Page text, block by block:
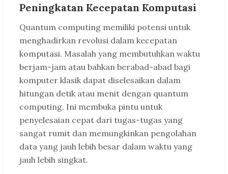
Peningkatan Kecepatan Komputasi
Quantum computing memiliki potensi untuk
menghadirkan revolusi dalam kecepatan
komputasi. Masalah yang membutuhkan waktu
berjam-jam atau bahkan berabad-abad bagi
komputer klasik dapat diselesaikan dalam
hitungan detik atau menit dengan quantum
computing. Ini membuka pintu untuk
penyelesaian cepat dari tugas-tugas yang
sangat rumit dan memungkinkan pengolahan
data yang jauh lebih besar dalam waktu yang
jauh lebih singkat.